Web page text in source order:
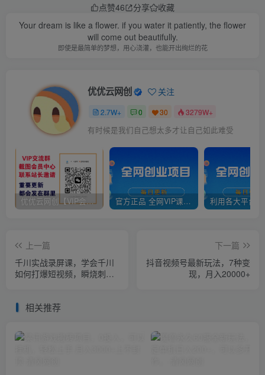
点赞46 分享
收藏
Your dream is like a flower. if you water it patiently, the flower
will come out beautifully.
即使是最简单的梦想，用心浇灌，也能开出绚烂的花
优优云网创 关注
2.7W+ 0 30 3279W+
有时候是我们自己想太多才让自己如此难受
优优云网创【VIP会员专属交流群】 官方正品 全网VIP课程 无损下载~
上一篇
千川实战录屏课，学会千川
如何打爆短视频，瞬烧刺激
下一篇
抖音视频号最新玩法，7种变
现，月入20000+
相关推荐